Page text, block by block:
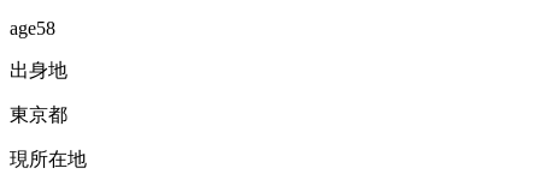
age58
出身地
東京都
現所在地